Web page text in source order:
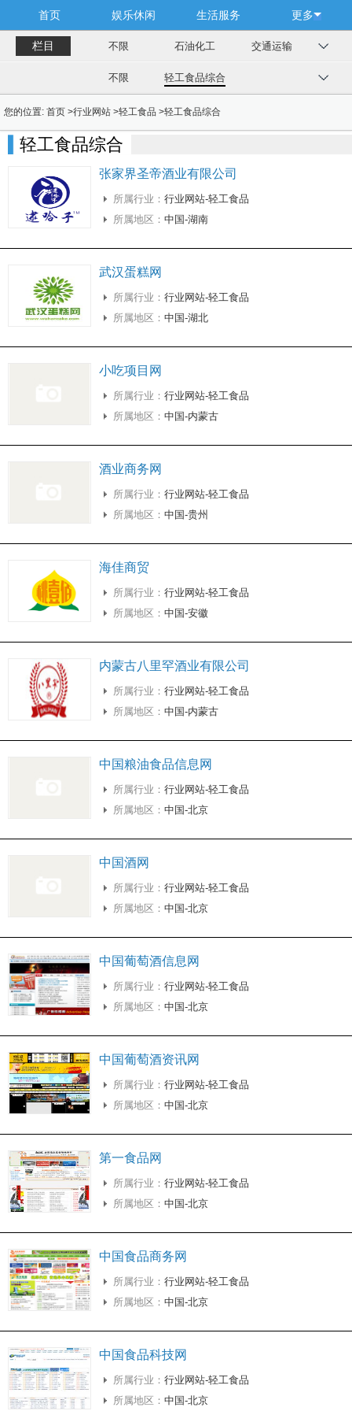
首页 娱乐休闲 生活服务 更多
栏目 不限 石油化工 交通运输
不限 轻工食品综合
您的位置: 首页 >行业网站 >轻工食品 >轻工食品综合
轻工食品综合
张家界圣帝酒业有限公司
所属行业： 行业网站-轻工食品
所属地区： 中国-湖南
武汉蛋糕网
所属行业： 行业网站-轻工食品
所属地区： 中国-湖北
小吃项目网
所属行业： 行业网站-轻工食品
所属地区： 中国-内蒙古
酒业商务网
所属行业： 行业网站-轻工食品
所属地区： 中国-贵州
海佳商贸
所属行业： 行业网站-轻工食品
所属地区： 中国-安徽
内蒙古八里罕酒业有限公司
所属行业： 行业网站-轻工食品
所属地区： 中国-内蒙古
中国粮油食品信息网
所属行业： 行业网站-轻工食品
所属地区： 中国-北京
中国酒网
所属行业： 行业网站-轻工食品
所属地区： 中国-北京
中国葡萄酒信息网
所属行业： 行业网站-轻工食品
所属地区： 中国-北京
中国葡萄酒资讯网
所属行业： 行业网站-轻工食品
所属地区： 中国-北京
第一食品网
所属行业： 行业网站-轻工食品
所属地区： 中国-北京
中国食品商务网
所属行业： 行业网站-轻工食品
所属地区： 中国-北京
中国食品科技网
所属行业： 行业网站-轻工食品
所属地区： 中国-北京